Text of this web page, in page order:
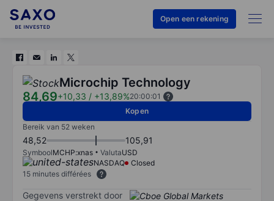
Open een rekening
Microchip Technology
84,69+10,33 / +13,89%20:00:01
Kopen
Bereik van 52 weken
48,52 105,91
SymboolMCHP:xnas ValutaUSD
NASDAQ
Closed
15 minutes différées
Gegevens verstrekt door